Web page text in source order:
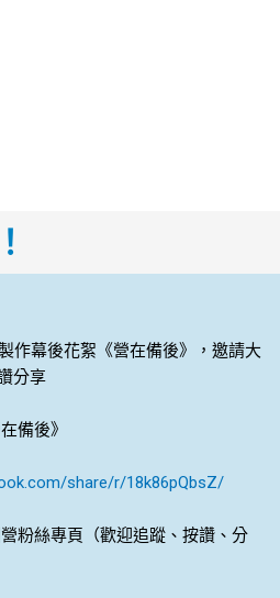
作幕後花絮《營在備後》，邀請大
分享
備後》
share/r/18k86pQbsZ/
粉絲專頁（歡迎追蹤、按讚、分